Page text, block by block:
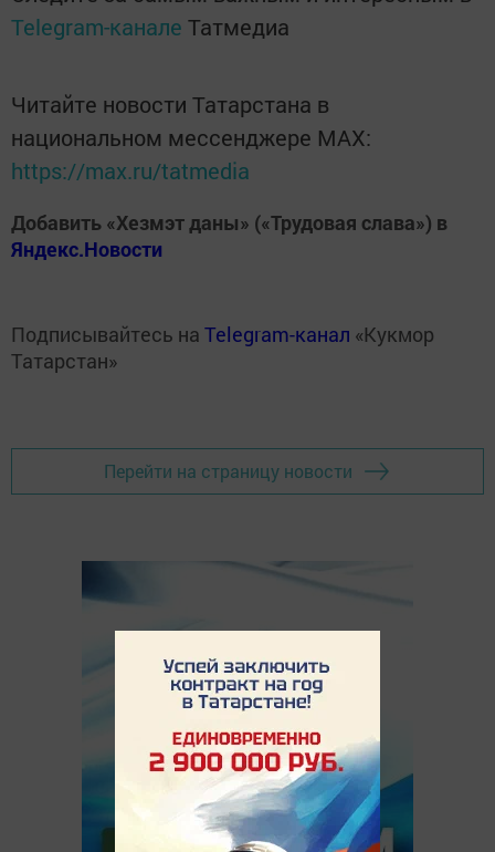
Telegram-канале Татмедиа
Читайте новости Татарстана в
национальном мессенджере MАХ:
https://max.ru/tatmedia
Добавить «Хезмэт даны» («Трудовая слава») в
Яндекс.Новости
Подписывайтесь на Telegram-канал «Кукмор
Татарстан»
Перейти на страницу новости